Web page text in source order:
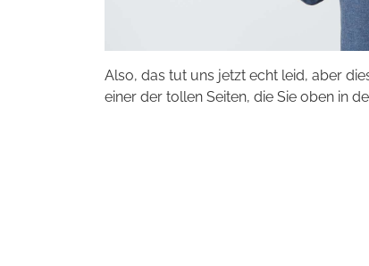
Also, das tut uns jetzt echt leid, aber
einer der tollen Seiten, die Sie oben in